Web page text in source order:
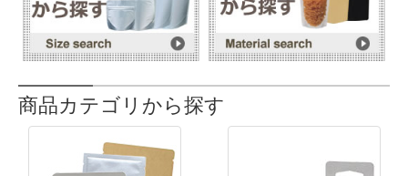
商品カテゴリから探す